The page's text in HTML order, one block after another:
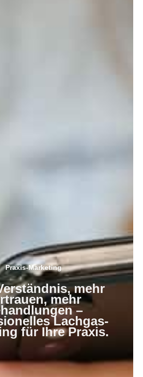
Praxis-Marketing
mehr
mehr
–
Lachgas-
für Ihre Praxis.